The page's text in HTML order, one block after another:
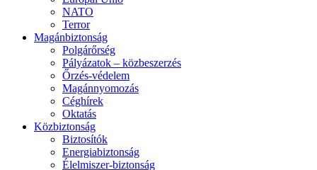
NATO
Terror
Magánbiztonság
Polgárőrség
Pályázatok – közbeszerzés
Őrzés-védelem
Magánnyomozás
Céghírek
Oktatás
Közbiztonság
Biztosítók
Energiabiztonság
Élelmiszer-biztonság